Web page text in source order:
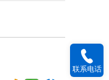
联系电话